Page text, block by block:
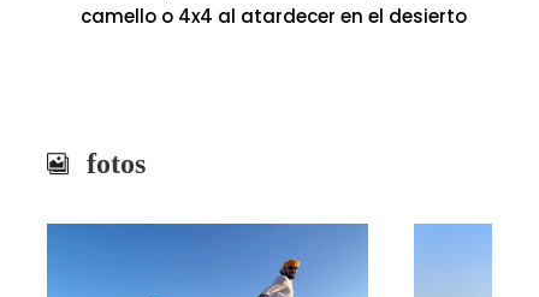
camello o 4x4 al atardecer en el desierto
fotos